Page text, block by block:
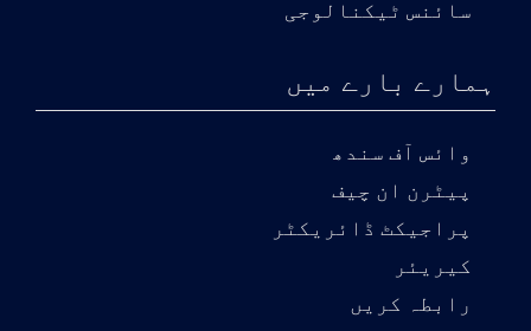
سائنس ٹیکنالوجی
ہمارے بارے میں
وائس آف سندھ
پیٹرن ان چیف
پراجیکٹ ڈائریکٹر
کیریئر
رابطہ کریں